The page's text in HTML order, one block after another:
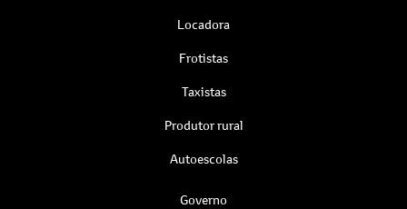
Locadora
Frotistas
Taxistas
Produtor rural
Autoescolas
Governo